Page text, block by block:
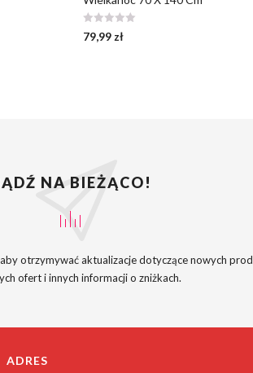
79,99 zł
NA BIEŻĄCO!
otrzymywać aktualizacje dotyczące nowych
ofert i innych informacji o zniżkach.
ADRES